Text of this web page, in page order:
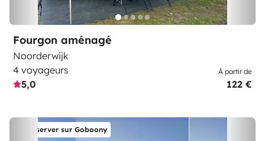
Fourgon aménagé
Noorderwijk
4 voyageurs
5,0
À partir de
122 €
Réserver sur Goboony